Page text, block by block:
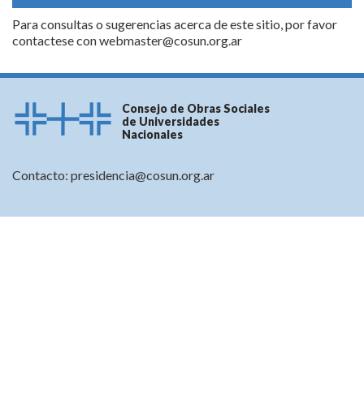
Para consultas o sugerencias acerca de este sitio, por favor
contactese conwebmaster@cosun.org.ar
Consejo de Obras Sociales
de Universidades
Nacionales
Contacto: presidencia@cosun.org.ar